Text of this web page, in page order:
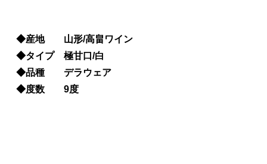
◆産地 山形/高畠ワイン
◆タイプ 極甘口/白
◆品種 デラウェア
◆度数 9度